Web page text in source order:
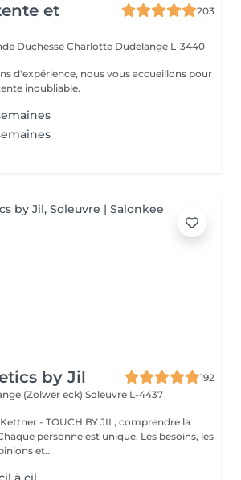
et
203
Duchesse Charlotte Dudelange L-3440
d'expérience, nous vous accueillons pour
inoubliable.
by Jil
192
(Zolwer eck) Soleuvre L-4437
- TOUCH BY JIL, comprendre la
personne est unique. Les besoins, les
et...